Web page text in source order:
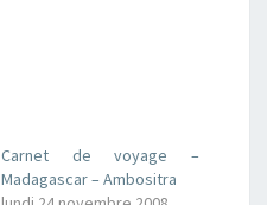
Carnet de voyage –
Madagascar – Ambositra